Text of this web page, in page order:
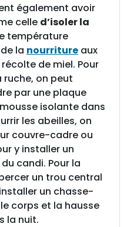
également avoir
celle d’isoler la
température
la nourriture aux
de miel. Pour
ruche, on peut
par une plaque
isolante dans
les abeilles, on
couvre-cadre ou
y installer un
candi. Pour la
un trou central
un chasse-
corps et la hausse
la nuit.